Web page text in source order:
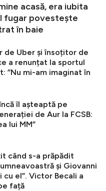
acasă, era iubita
fugar povestește
în baie
de Uber și însoțitor de
a renunțat la sportul
”Nu mi-am imaginat în
îl așteaptă pe
de Aur la FCSB:
lui MM”
când s-a prăpădit
și Giovanni
el”. Victor Becali a
față